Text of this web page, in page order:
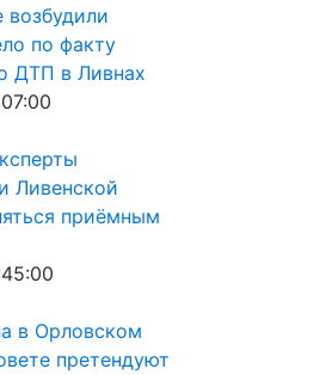
возбудили
по факту
ДТП в Ливнах
Ливенской
приёмным
в Орловском
претендуют